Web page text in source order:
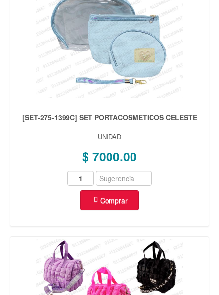
[SET-275-1399C] SET PORTACOSMETICOS CELESTE
UNIDAD
$ 7000.00
Comprar